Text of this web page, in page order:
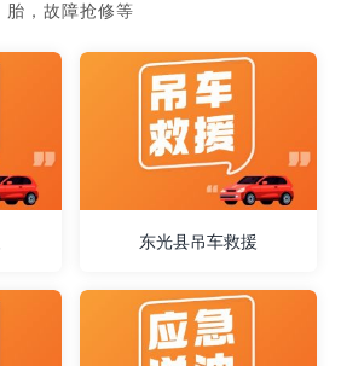
胎，故障抢修等
东光县吊车救援